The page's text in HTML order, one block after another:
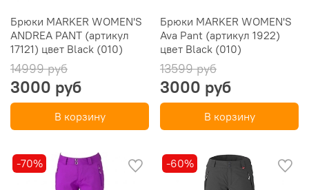
Брюки MARKER WOMEN'S
ANDREA PANT (артикул
17121) цвет Black (010)
14999 руб
3000 руб
В корзину
Брюки MARKER WOMEN'S
Ava Pant (артикул 1922)
цвет Black (010)
13599 руб
3000 руб
В корзину
-70% -60%